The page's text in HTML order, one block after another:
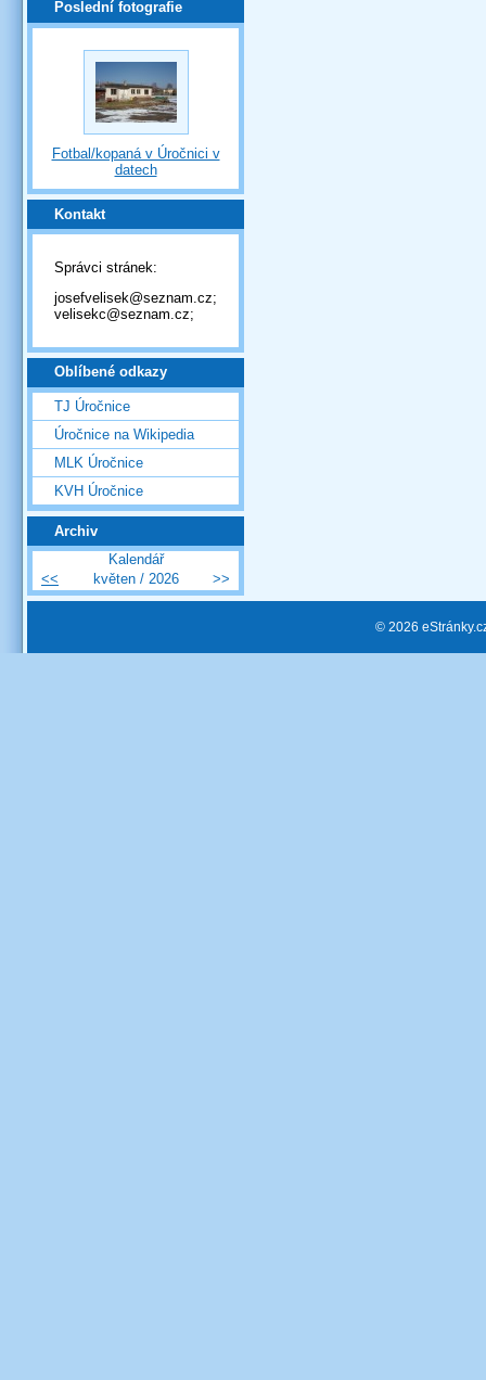
Poslední fotografie
Fotbal/kopaná v Úročnici v
datech
Kontakt
Správci stránek:
josefvelisek@seznam.cz;
velisekc@seznam.cz;
Oblíbené odkazy
TJ Úročnice
Úročnice na Wikipedia
MLK Úročnice
KVH Úročnice
Archiv
Kalendář
<<
květen / 2026 >>
© 2026